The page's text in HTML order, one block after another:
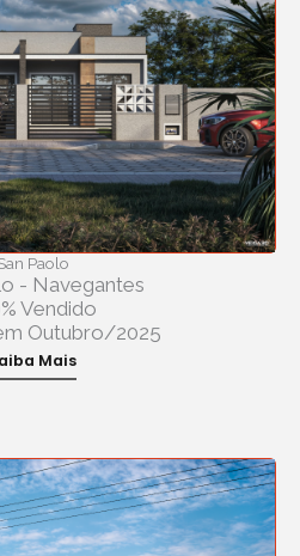
Paolo
- Navegantes
Vendido
Outubro/2025
Mais